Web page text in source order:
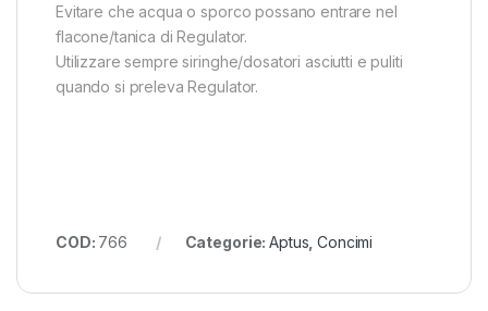
Evitare che acqua o sporco possano entrare nel
flacone/tanica di Regulator.
Utilizzare sempre siringhe/dosatori asciutti e puliti
quando si preleva Regulator.
COD: 766 Categorie:Aptus ,Concimi